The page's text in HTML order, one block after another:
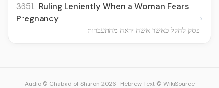
3651. Ruling Leniently When a Woman Fears
Pregnancy
פסק להקל כאשר אשה יראה מהתעברות
›
Audio © Chabad of Sharon 2026 · Hebrew Text © WikiSource